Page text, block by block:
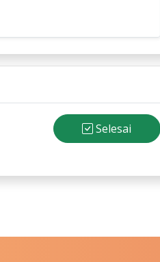
Selesai